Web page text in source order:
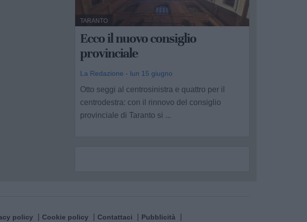
TARANTO
Ecco il nuovo consiglio
provinciale
La Redazione - lun 15 giugno
Otto seggi al centrosinistra e quattro per il
centrodestra: con il rinnovo del consiglio
provinciale di Taranto si ...
policy Cookie policy Contattaci Pubblicità